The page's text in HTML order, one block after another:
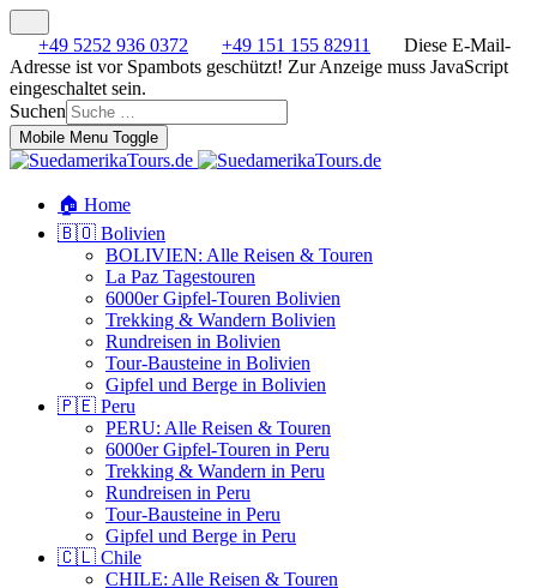
+49 5252 936 0372 +49 151 155 82911
Diese E-Mail-
Adresse ist vor Spambots geschützt! Zur Anzeige muss JavaScript
eingeschaltet sein.
Suchen
Mobile Menu Toggle
🏠 Home
🇧🇴 Bolivien
BOLIVIEN: Alle Reisen & Touren
La Paz Tagestouren
6000er Gipfel-Touren Bolivien
Trekking & Wandern Bolivien
Rundreisen in Bolivien
Tour-Bausteine in Bolivien
Gipfel und Berge in Bolivien
🇵🇪 Peru
PERU: Alle Reisen & Touren
6000er Gipfel-Touren in Peru
Trekking & Wandern in Peru
Rundreisen in Peru
Tour-Bausteine in Peru
Gipfel und Berge in Peru
🇨🇱 Chile
CHILE: Alle Reisen & Touren